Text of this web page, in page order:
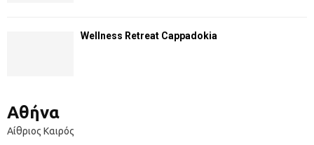
Wellness Retreat Cappadokia
Αθήνα
Αίθριος Καιρός